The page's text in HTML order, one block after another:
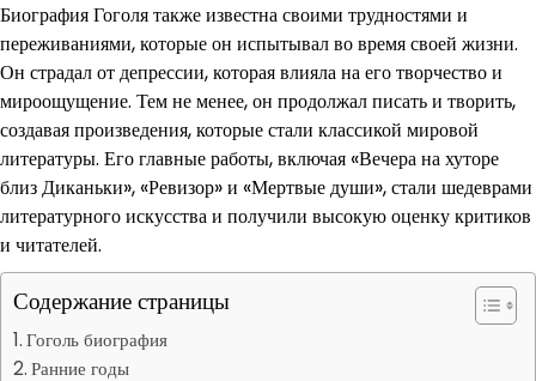
Биография Гоголя также известна своими трудностями и
переживаниями, которые он испытывал во время своей жизни.
Он страдал от депрессии, которая влияла на его творчество и
мироощущение. Тем не менее, он продолжал писать и творить,
создавая произведения, которые стали классикой мировой
литературы. Его главные работы, включая «Вечера на хуторе
близ Диканьки», «Ревизор» и «Мертвые души», стали шедеврами
литературного искусства и получили высокую оценку критиков
и читателей.
Содержание страницы
Гоголь биография
Ранние годы